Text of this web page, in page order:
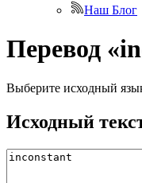
Наш Блог
Перевод
Выберите исходный
Исходный